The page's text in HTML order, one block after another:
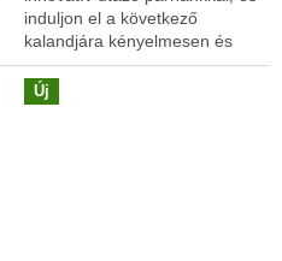
induljon el a következő
kalandjára kényelmesen és
stílusosan!
Új